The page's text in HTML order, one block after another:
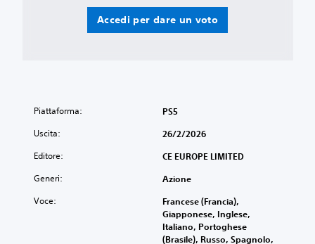
Accedi per dare un voto
Piattaforma: PS5
Uscita: 26/2/2026
Editore: CE EUROPE LIMITED
Generi: Azione
Voce:
Francese (Francia),
Giapponese, Inglese,
Italiano, Portoghese
(Brasile), Russo, Spagnolo,